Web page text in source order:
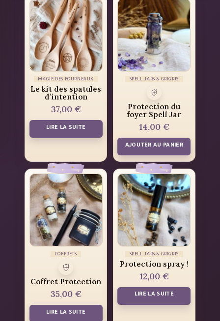
MAGIE DES FOURNEAUX
Le kit des spatules
d’intention
37,00 €
LIRE LA SUITE
SPELL JARS & GRIGRIS
Protection du
foyer Spell Jar
14,00 €
AJOUTER AU PANIER
COFFRETS
Coffret Protection
35,00 €
LIRE LA SUITE
SPELL JARS & GRIGRIS
Protection spray !
12,00 €
LIRE LA SUITE